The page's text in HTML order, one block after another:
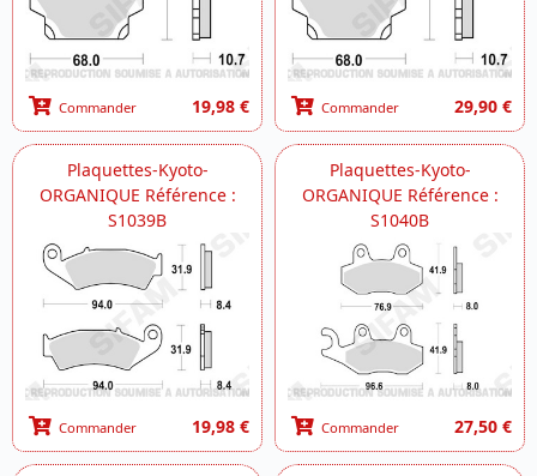
Commander 19,98 € Commander 29,90 €
Plaquettes-Kyoto-
ORGANIQUE Référence :
S1039B
Commander 19,98 €
Plaquettes-Kyoto-
ORGANIQUE Référence :
S1040B
Commander 27,50 €